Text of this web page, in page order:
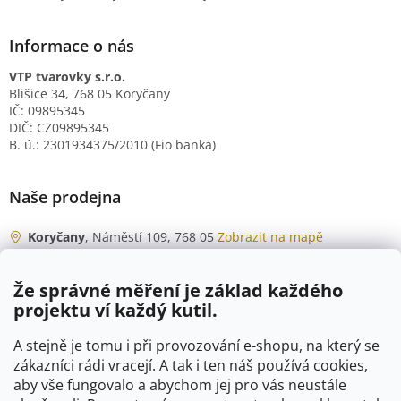
Že správné měření je základ každého
projektu ví každý kutil.
A stejně je tomu i při provozování e-shopu, na který se
zákazníci rádi vracejí. A tak i ten náš používá cookies,
aby vše fungovalo a abychom jej pro vás neustále
Informace o nás
VTP tvarovky s.r.o.
Blišice 34, 768 05 Koryčany
IČ: 09895345
DIČ: CZ09895345
B. ú.: 2301934375/2010 (Fio banka)
Naše prodejna
Koryčany, Náměstí 109, 768 05Zobrazit na mapě
Po - Čt
06:00 - 07:00
07:30 - 15:30
Pá
06:00 - 07:00
07:30 - 15:00
So
07:00 - 10:00